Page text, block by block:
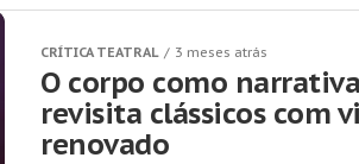
CRÍTICA TEATRAL 3 meses atrás
O corpo como
revisita clássicos com
renovado